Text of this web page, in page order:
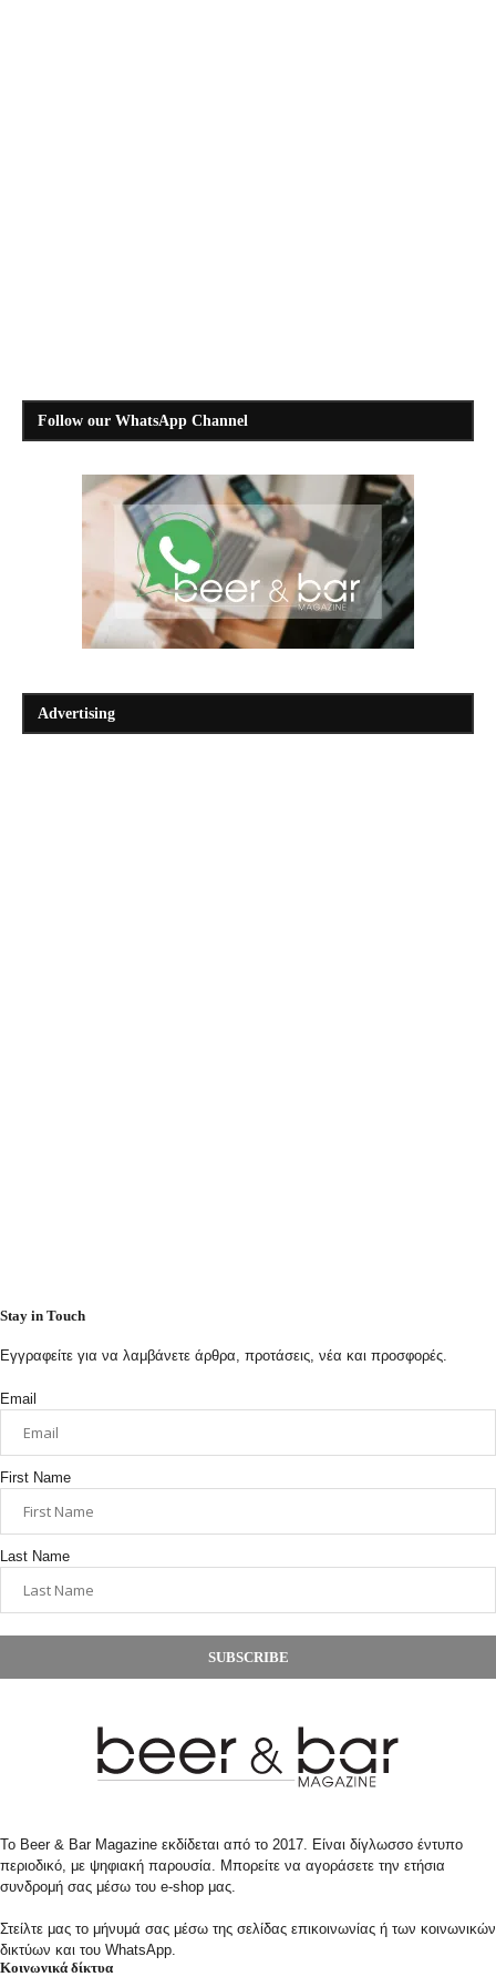
Follow our WhatsApp Channel
Advertising
Stay in Touch
Εγγραφείτε για να λαμβάνετε άρθρα, προτάσεις, νέα και προσφορές.
Email
First Name
Last Name
SUBSCRIBE
Το Beer & Bar Magazine εκδίδεται από το 2017. Είναι δίγλωσσο έντυπο
περιοδικό, με ψηφιακή παρουσία. Μπορείτε να αγοράσετε την ετήσια
συνδρομή σας μέσω του e-shop μας.
Στείλτε μας το μήνυμά σας μέσω της σελίδας επικοινωνίας ή των κοινωνικών
δικτύων και του WhatsApp.
Κοινωνικά δίκτυα